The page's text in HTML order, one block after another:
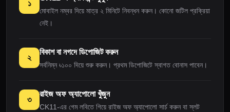
১
মোবাইল নম্বর দিয়ে মাত্র ২ মিনিটে নিবন্ধন করুন। কোনো জটিল প্রক্রিয়া
নেই।
২
বিকাশ বা নগদে ডিপোজিট করুন
সর্বনিম্ন ৳১০০ দিয়ে শুরু করুন। প্রথম ডিপোজিটে স্বাগত বোনাস পাবেন।
৩
রাইজ অফ অ্যাপোলো খুঁজুন
CK11-এর গেম লবিতে গিয়ে রাইজ অফ অ্যাপোলো সার্চ করুন বা স্লট